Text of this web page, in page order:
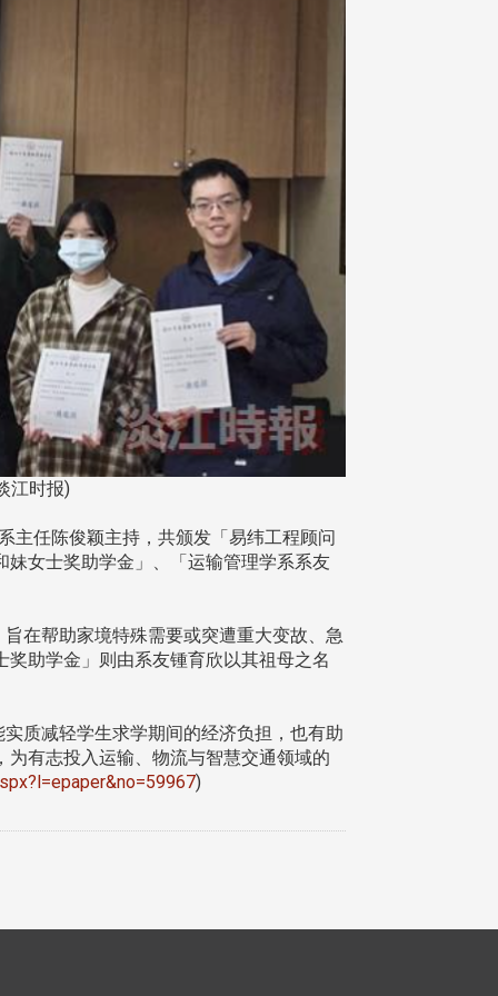
江时报)
任陈俊颖主持，共颁发「易纬工程顾问
女士奖助学金」、「运输管理学系系友
在帮助家境特殊需要或突遭重大变故、急
助学金」则由系友锺育欣以其祖母之名
质减轻学生求学期间的经济负担，也有助
有志投入运输、物流与智慧交通领域的
)